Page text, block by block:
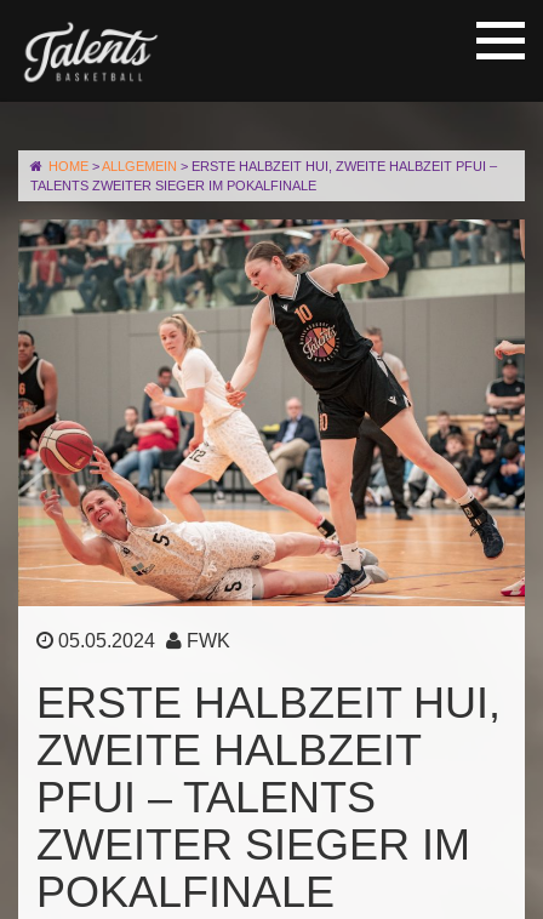
HOME >ALLGEMEIN > ERSTE HALBZEIT HUI, ZWEITE HALBZEIT PFUI –
TALENTS ZWEITER SIEGER IM POKALFINALE
05.05.2024 FWK
ERSTE HALBZEIT HUI,
ZWEITE HALBZEIT
PFUI – TALENTS
ZWEITER SIEGER IM
POKALFINALE